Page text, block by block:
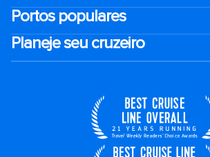
Portos populares
Planeje seu cruzeiro